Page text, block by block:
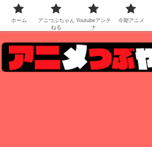
ホーム
アニつぶちゃん
ねる
Youtubeアンテ
ナ
今期アニメ